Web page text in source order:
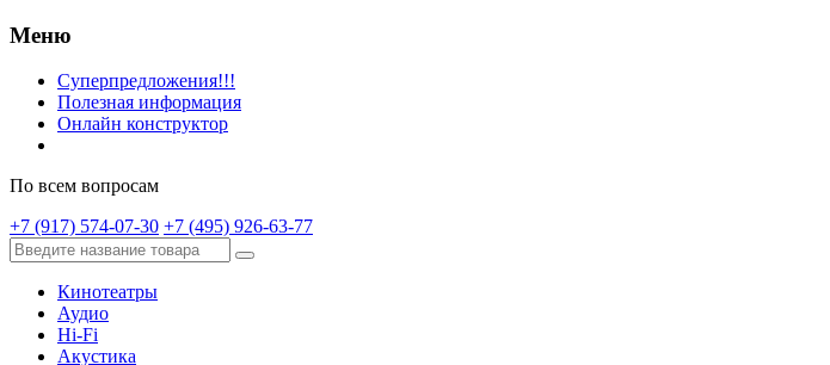
Меню
Суперпредложения!!!
Полезная информация
Онлайн конструктор
По всем вопросам
+7 (917) 574-07-30 +7 (495) 926-63-77
Кинотеатры
Аудио
Hi-Fi
Акустика